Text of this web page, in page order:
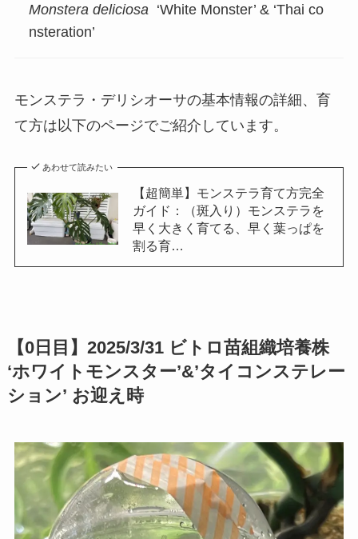
Monstera deliciosa ‘White Monster’ & ‘Thai co
nsteration’
モンステラ・デリシオーサの基本情報の詳細、育
て方は以下のページでご紹介しています。
あわせて読みたい
【超簡単】モンステラ育て方完全
ガイド：（斑入り）モンステラを
早く大きく育てる、早く葉っぱを
割る育…
【0日目】2025/3/31 ビトロ苗組織培養株
‘ホワイトモンスター’&’タイコンステレー
ション’ お迎え時